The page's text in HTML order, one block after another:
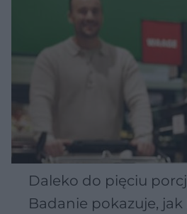
Daleko do pięciu
Badanie pokazuje, jak